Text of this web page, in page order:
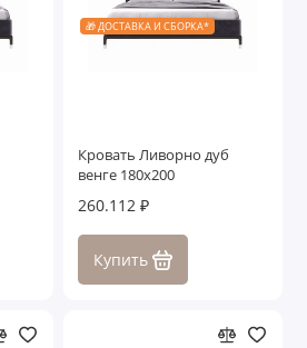
🎁 ДОСТАВКА И СБОРКА*
Кровать Ливорно дуб
венге 180x200
260.112 ₽
Купить